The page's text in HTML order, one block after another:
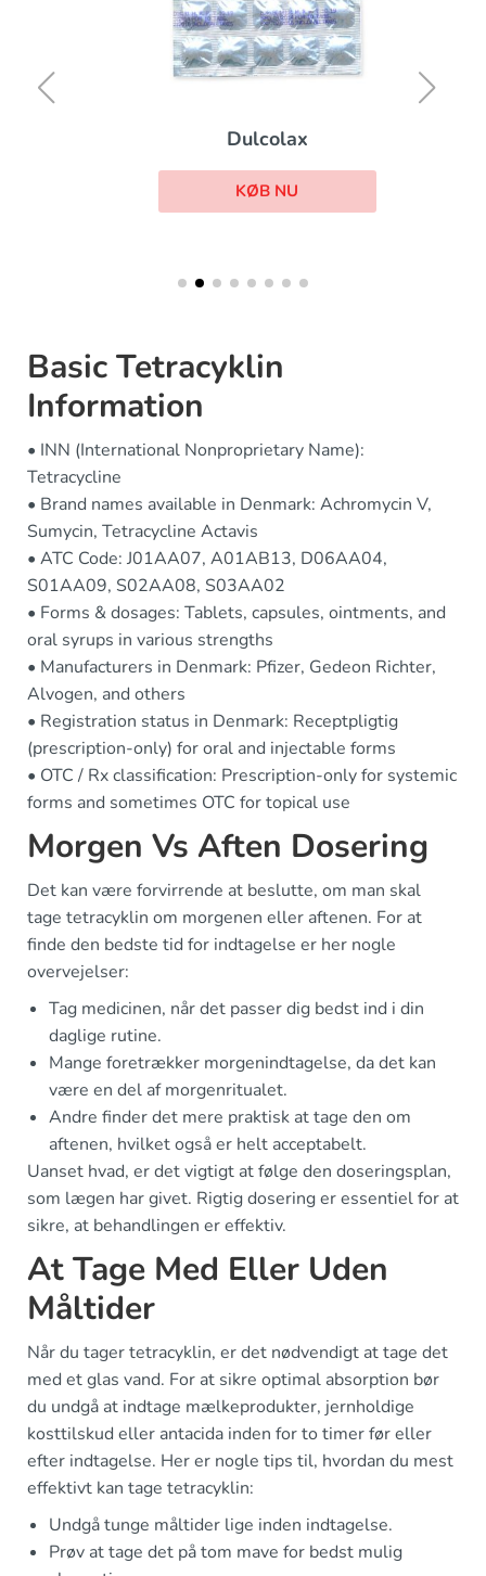
Dulcolax
KØB NU
Basic Tetracyklin
Information
• INN (International Nonproprietary Name):
Tetracycline
• Brand names available in Denmark: Achromycin V,
Sumycin, Tetracycline Actavis
• ATC Code: J01AA07, A01AB13, D06AA04,
S01AA09, S02AA08, S03AA02
• Forms & dosages: Tablets, capsules, ointments, and
oral syrups in various strengths
• Manufacturers in Denmark: Pfizer, Gedeon Richter,
Alvogen, and others
• Registration status in Denmark: Receptpligtig
(prescription-only) for oral and injectable forms
• OTC / Rx classification: Prescription-only for systemic
forms and sometimes OTC for topical use
Morgen Vs Aften Dosering
Det kan være forvirrende at beslutte, om man skal
tage tetracyklin om morgenen eller aftenen. For at
finde den bedste tid for indtagelse er her nogle
overvejelser:
Tag medicinen, når det passer dig bedst ind i din
daglige rutine.
Mange foretrækker morgenindtagelse, da det kan
være en del af morgenritualet.
Andre finder det mere praktisk at tage den om
aftenen, hvilket også er helt acceptabelt.
Uanset hvad, er det vigtigt at følge den doseringsplan,
som lægen har givet. Rigtig dosering er essentiel for at
sikre, at behandlingen er effektiv.
At Tage Med Eller Uden
Måltider
Når du tager tetracyklin, er det nødvendigt at tage det
med et glas vand. For at sikre optimal absorption bør
du undgå at indtage mælkeprodukter, jernholdige
kosttilskud eller antacida inden for to timer før eller
efter indtagelse. Her er nogle tips til, hvordan du mest
effektivt kan tage tetracyklin:
Undgå tunge måltider lige inden indtagelse.
Prøv at tage det på tom mave for bedst mulig